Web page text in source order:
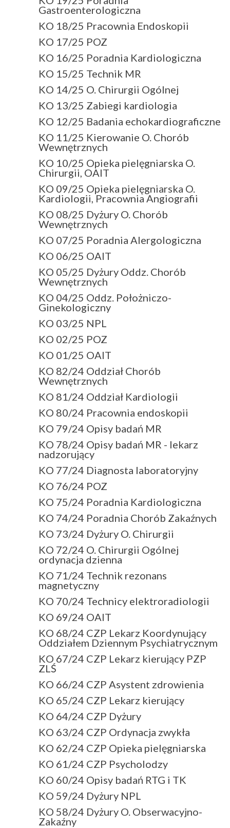
Gastroenterologiczna
KO 18/25 Pracownia Endoskopii
KO 17/25 POZ
KO 16/25 Poradnia Kardiologiczna
KO 15/25 Technik MR
KO 14/25 O. Chirurgii Ogólnej
KO 13/25 Zabiegi kardiologia
KO 12/25 Badania echokardiograficzne
KO 11/25 Kierowanie O. Chorób
Wewnętrznych
KO 10/25 Opieka pielęgniarska O.
Chirurgii, OAIT
KO 09/25 Opieka pielęgniarska O.
Kardiologii, Pracownia Angiografii
KO 08/25 Dyżury O. Chorób
Wewnętrznych
KO 07/25 Poradnia Alergologiczna
KO 06/25 OAIT
KO 05/25 Dyżury Oddz. Chorób
Wewnętrznych
KO 04/25 Oddz. Położniczo-
Ginekologiczny
KO 03/25 NPL
KO 02/25 POZ
KO 01/25 OAIT
KO 82/24 Oddział Chorób
Wewnętrznych
KO 81/24 Oddział Kardiologii
KO 80/24 Pracownia endoskopii
KO 79/24 Opisy badań MR
KO 78/24 Opisy badań MR - lekarz
nadzorujący
KO 77/24 Diagnosta laboratoryjny
KO 76/24 POZ
KO 75/24 Poradnia Kardiologiczna
KO 74/24 Poradnia Chorób Zakaźnych
KO 73/24 Dyżury O. Chirurgii
KO 72/24 O. Chirurgii Ogólnej
ordynacja dzienna
KO 71/24 Technik rezonans
magnetyczny
KO 70/24 Technicy elektroradiologii
KO 69/24 OAIT
KO 68/24 CZP Lekarz Koordynujący
Oddziałem Dziennym Psychiatrycznym
KO 67/24 CZP Lekarz kierujący PZP
ZLŚ
KO 66/24 CZP Asystent zdrowienia
KO 65/24 CZP Lekarz kierujący
KO 64/24 CZP Dyżury
KO 63/24 CZP Ordynacja zwykła
KO 62/24 CZP Opieka pielęgniarska
KO 61/24 CZP Psycholodzy
KO 60/24 Opisy badań RTG i TK
KO 59/24 Dyżury NPL
KO 58/24 Dyżury O. Obserwacyjno-
Zakaźny